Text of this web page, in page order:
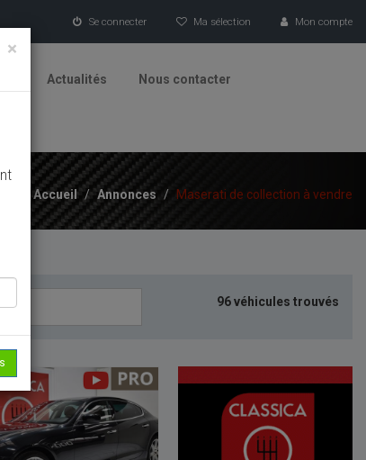
Se connecter Ma sélection Mon compte
Actualités Nous contacter
Accueil / Annonces / Maserati de collection à vendre
96 véhicules trouvés
×